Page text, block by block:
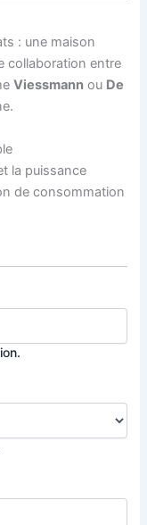
: une maison
collaboration entre
Viessmann ou De
la puissance
de consommation